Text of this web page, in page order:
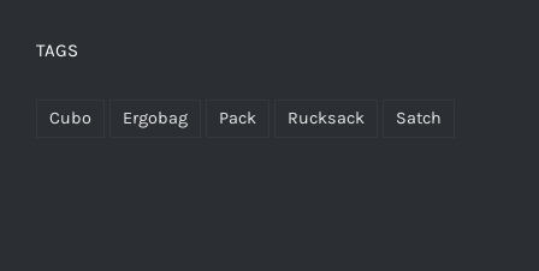
TAGS
Cubo Ergobag Pack Rucksack Satch